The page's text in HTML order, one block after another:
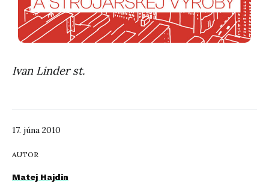
17. júna 2010
AUTOR
Matej Hajdin
Ivan Linder st.